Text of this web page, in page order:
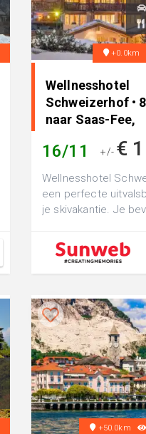
+0.0km
Wellnesshotel
Schweizerhof •
naar Saas-Fee,
16/11 +/- €
Wellnesshotel
een perfecte
je skivakantie. Je
+50.0km